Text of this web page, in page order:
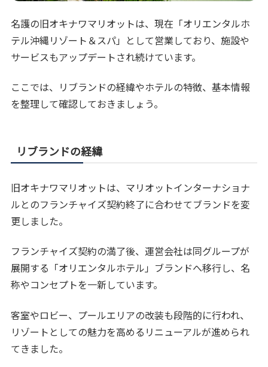
名護の旧オキナワマリオットは、現在「オリエンタルホ
テル沖縄リゾート＆スパ」として営業しており、施設や
サービスもアップデートされ続けています。
ここでは、リブランドの経緯やホテルの特徴、基本情報
を整理して確認しておきましょう。
リブランドの経緯
旧オキナワマリオットは、マリオットインターナショナ
ルとのフランチャイズ契約終了に合わせてブランドを変
更しました。
フランチャイズ契約の満了後、運営会社は同グループが
展開する「オリエンタルホテル」ブランドへ移行し、名
称やコンセプトを一新しています。
客室やロビー、プールエリアの改装も段階的に行われ、
リゾートとしての魅力を高めるリニューアルが進められ
てきました。